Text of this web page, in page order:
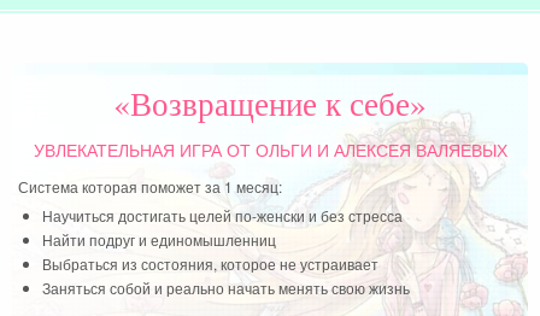
«Возвращение к себе»
УВЛЕКАТЕЛЬНАЯ ИГРАОТ ОЛЬГИ И АЛЕКСЕЯ ВАЛЯЕВЫХ
Система которая поможет за 1 месяц:
Научиться достигать целей по-женски и без стресса
Найти подруг и единомышленниц
Выбраться из состояния, которое не устраивает
Заняться собой и реально начать менять свою жизнь